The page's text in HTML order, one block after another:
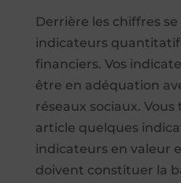
Derrière les chiffres
indicateurs
financiers. Vos
être en adéquation
réseaux sociaux.
article quelques
indicateurs en valeur
doivent constituer la